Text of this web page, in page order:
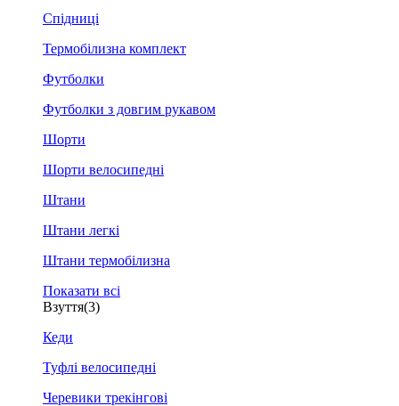
Спідниці
Термобілизна комплект
Футболки
Футболки з довгим рукавом
Шорти
Шорти велосипедні
Штани
Штани легкі
Штани термобілизна
Показати всі
Взуття(3)
Кеди
Туфлі велосипедні
Черевики трекінгові